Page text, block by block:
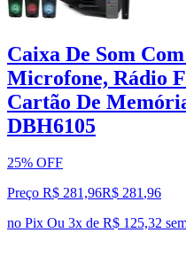
Caixa De Som
Microfone, Rádio
Cartão De
DBH6105
25% OFF
Preço R$ 281,96R$ 281,96
no Pix Ou 3x de R$ 125,32